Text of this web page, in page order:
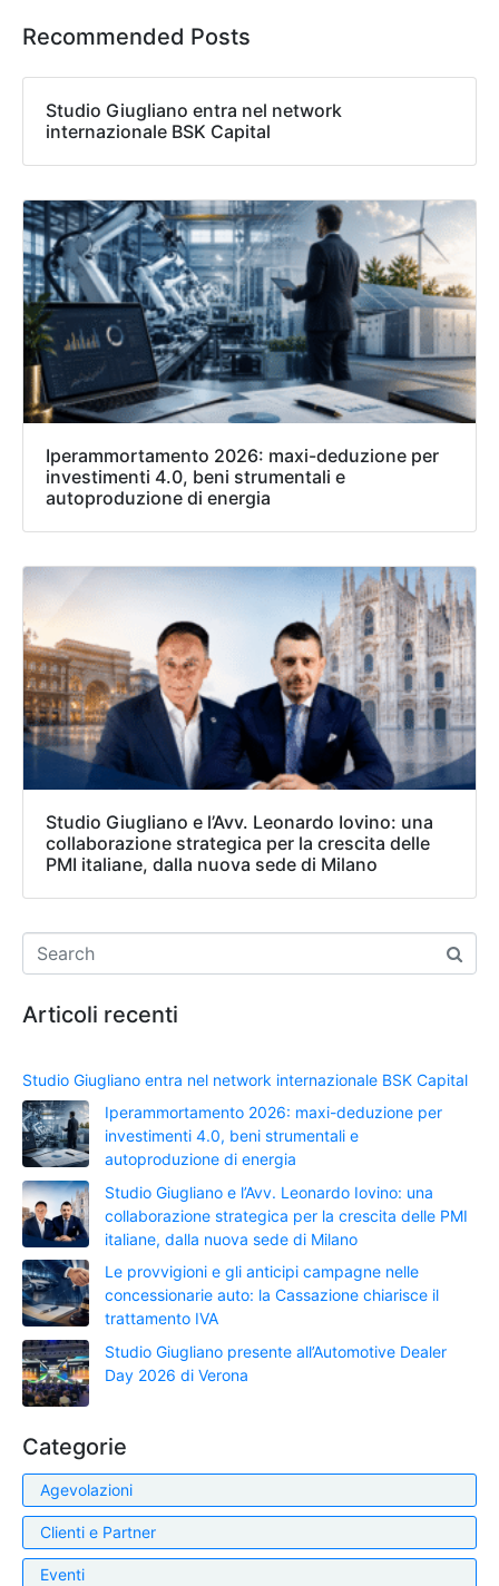
Recommended Posts
Studio Giugliano entra nel network
internazionale BSK Capital
Iperammortamento 2026: maxi-deduzione per
investimenti 4.0, beni strumentali e
autoproduzione di energia
Studio Giugliano e l’Avv. Leonardo Iovino: una
collaborazione strategica per la crescita delle
PMI italiane, dalla nuova sede di Milano
Articoli recenti
Studio Giugliano entra nel network internazionale BSK Capital
Iperammortamento 2026: maxi-deduzione per
investimenti 4.0, beni strumentali e
autoproduzione di energia
Studio Giugliano e l’Avv. Leonardo Iovino: una
collaborazione strategica per la crescita delle PMI
italiane, dalla nuova sede di Milano
Le provvigioni e gli anticipi campagne nelle
concessionarie auto: la Cassazione chiarisce il
trattamento IVA
Studio Giugliano presente all’Automotive Dealer
Day 2026 di Verona
Categorie
Agevolazioni
Clienti e Partner
Eventi